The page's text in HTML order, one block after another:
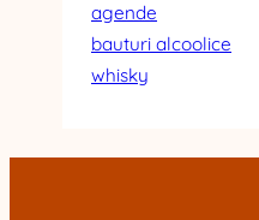
agende
bauturi alcoolice
whisky